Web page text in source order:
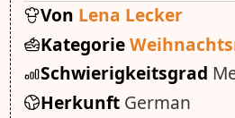
Von Lena Lecker
Kategorie
Schwierigkeitsgrad
Herkunft German